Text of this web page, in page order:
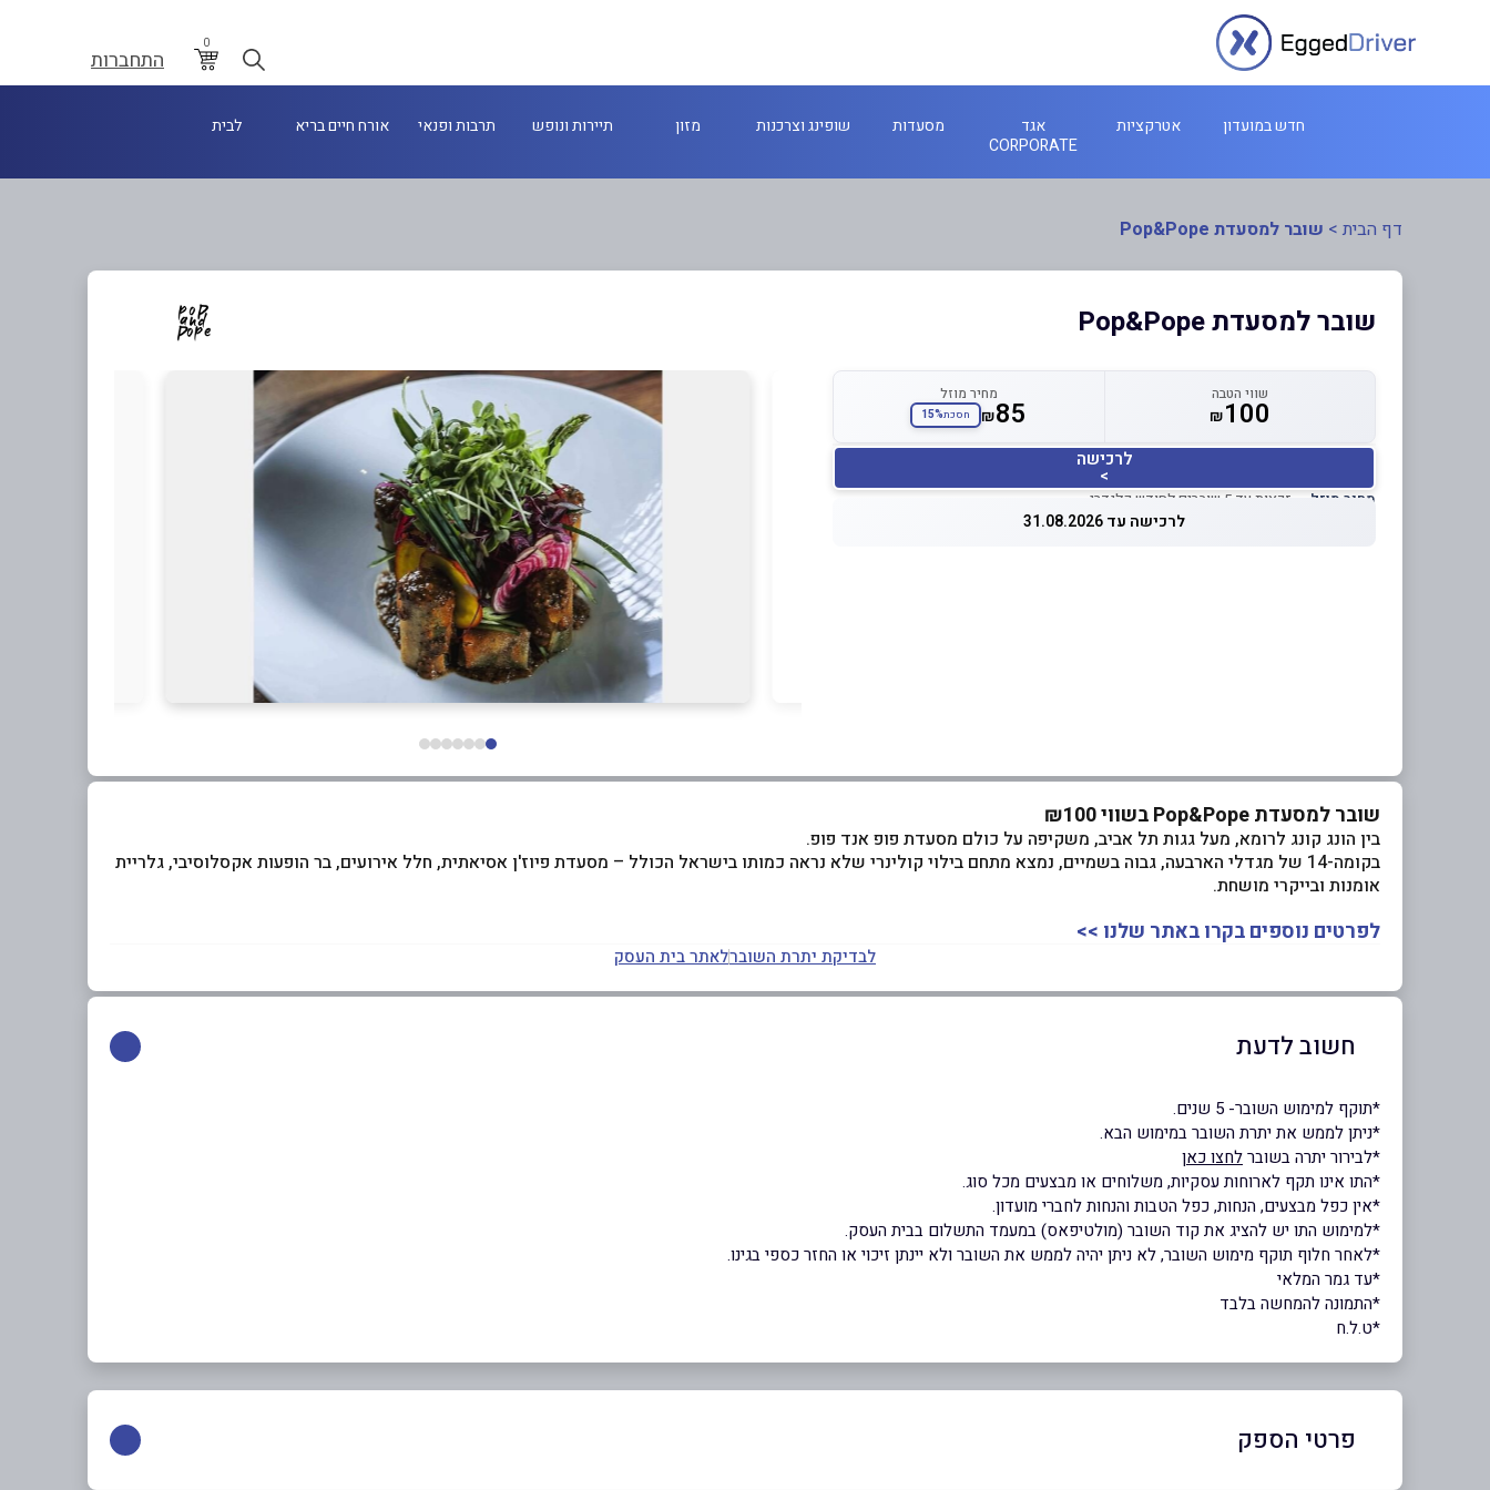
0
התחברות
חדש במועדון אטרקציות
אגד
CORPORATE
מסעדות שופינג וצרכנות מזון תיירות ונופש תרבות ופנאי אורח חיים בריא לבית
דף הבית > שובר למסעדת Pop&Pope
שובר למסעדת Pop&Pope
שווי הטבה
₪100
מחיר מוזל
₪85 חסכת15%
לרכישה
>
מחיר מוזל — זכאות עד 5 שוברים לחודש קלנדרי
לרכישה עד 31.08.2026
שובר למסעדת Pop&Pope בשווי ₪100
בין הונג קונג לרומא, מעל גגות תל אביב, משקיפה על כולם מסעדת פופ אנד פופ.
בקומה-14 של מגדלי הארבעה, גבוה בשמיים, נמצא מתחם בילוי קולינרי שלא נראה כמותו בישראל הכולל – מסעדת פיוז'ן אסיאתית, חלל אירועים, בר הופעות אקסלוסיבי, גלריית
אומנות ובייקרי מושחת.
לפרטים נוספים בקרו באתר שלנו >>
לבדיקת יתרת השוברלאתר בית העסק
חשוב לדעת
*תוקף למימוש השובר- 5 שנים.
*ניתן לממש את יתרת השובר במימוש הבא.
*לבירור יתרה בשוברלחצו כאן
*התו אינו תקף לארוחות עסקיות, משלוחים או מבצעים מכל סוג.
*אין כפל מבצעים, הנחות, כפל הטבות והנחות לחברי מועדון.
*למימוש התו יש להציג את קוד השובר (מולטיפאס) במעמד התשלום בבית העסק.
*לאחר חלוף תוקף מימוש השובר, לא ניתן יהיה לממש את השובר ולא יינתן זיכוי או החזר כספי בגינו.
*עד גמר המלאי
*התמונה להמחשה בלבד
*ט.ל.ח
פרטי הספק